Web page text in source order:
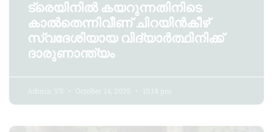
ട്രെയിനില്‍ കയറുന്നതിനിടെ
കാല്‍തെന്നിവീണ് ചിറയിൻകീഴ്
സ്വദേശിയായ വിദ്യാര്‍ത്ഥിനിക്ക്
ദാരുണാന്ത്യം
Admin YS October 14, 2025 10:14 pm